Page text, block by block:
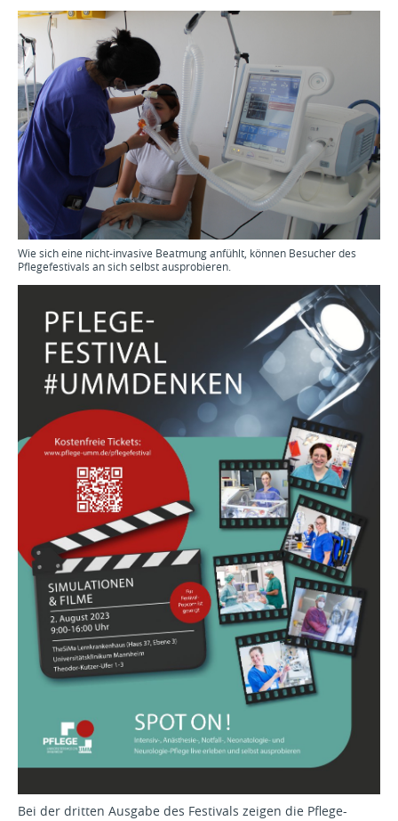
Wie sich eine nicht-invasive Beatmung anfühlt, können Besucher des
Pflegefestivals an sich selbst ausprobieren.
Bei der dritten Ausgabe des Festivals zeigen die Pflege-